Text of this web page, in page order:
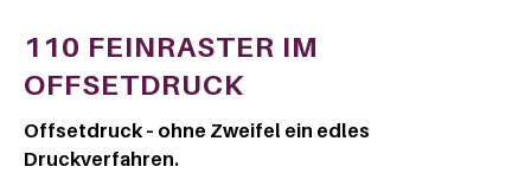
110 FEINRASTER IM
OFFSETDRUCK
Offsetdruck – ohne Zweifel ein edles
Druckverfahren.